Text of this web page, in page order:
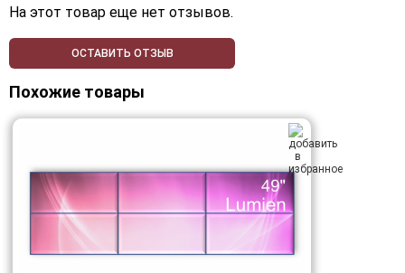
На этот товар еще нет отзывов.
ОСТАВИТЬ ОТЗЫВ
Похожие товары